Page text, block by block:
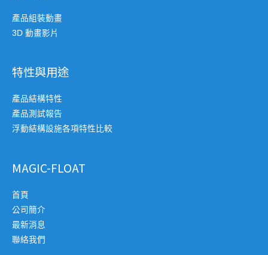
產品組裝動畫
3D 動畫影片
特性與用途
產品結構特性
產品測試報告
浮動結構設施各項特性比較
MAGIC-FLOAT
首頁
公司簡介
最新消息
聯絡我們